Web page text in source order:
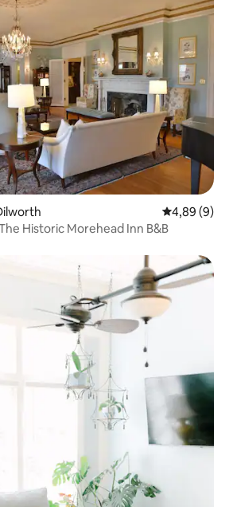
4,89 de uma
4,89 (9)
Historic Morehead Inn B&B